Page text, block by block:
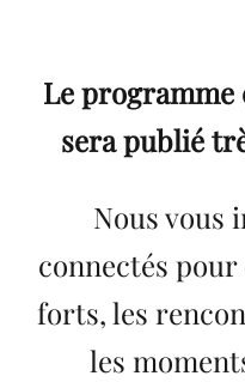
Le programme
sera publié
Nous vous
connectés
forts, les
les